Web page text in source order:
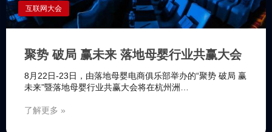
互联网大会
聚势 破局 赢未来 落地母婴行业共赢大会
8月22日-23日，由落地母婴电商俱乐部举办的“聚势 破局 赢
未来”暨落地母婴行业共赢大会将在杭州洲…
了解更多 »